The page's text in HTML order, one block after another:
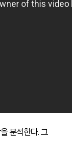
분석한다. 그